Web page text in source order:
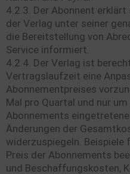
4.2.3. Der Abonnent
der Verlag unter seiner
die Bereitstellung von
Service informiert.
4.2.4. Der Verlag ist
Vertragslaufzeit eine
Abonnementpreises
Mal pro Quartal und nur
Abonnements
Änderungen der
widerzuspiegeln. Beispiele
Preis der Abonnements
und Beschaffungskosten,